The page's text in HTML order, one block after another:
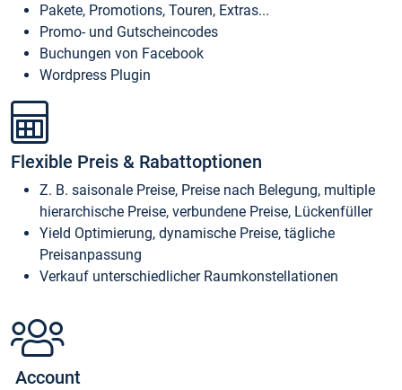
Pakete, Promotions, Touren, Extras...
Promo- und Gutscheincodes
Buchungen von Facebook
Wordpress Plugin
Flexible Preis & Rabattoptionen
Z. B. saisonale Preise, Preise nach Belegung, multiple
hierarchische Preise, verbundene Preise, Lückenfüller
Yield Optimierung, dynamische Preise, tägliche
Preisanpassung
Verkauf unterschiedlicher Raumkonstellationen
Account